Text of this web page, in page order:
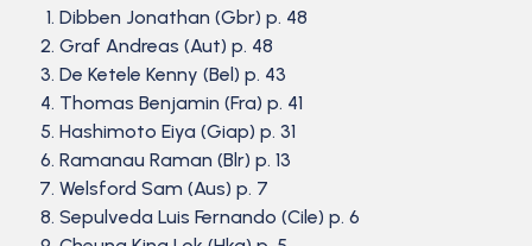
Dibben Jonathan (Gbr) p. 48
Graf Andreas (Aut) p. 48
De Ketele Kenny (Bel) p. 43
Thomas Benjamin (Fra) p. 41
Hashimoto Eiya (Giap) p. 31
Ramanau Raman (Blr) p. 13
Welsford Sam (Aus) p. 7
Sepulveda Luis Fernando (Cile) p. 6